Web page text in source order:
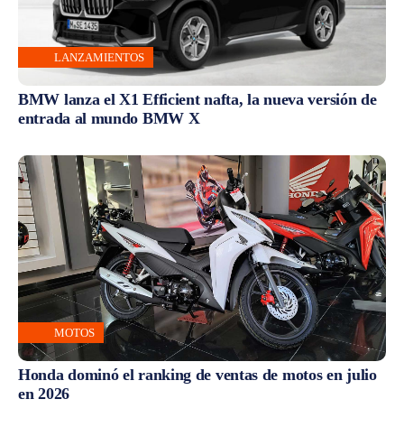
LANZAMIENTOS
BMW lanza el X1 Efficient nafta, la nueva versión de
entrada al mundo BMW X
MOTOS
Honda dominó el ranking de ventas de motos en julio
en 2026